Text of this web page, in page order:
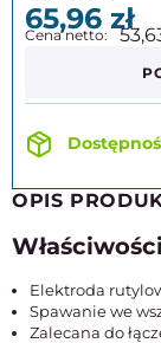
65,96
OPIS
Elektroda
Spawanie we
Zalecana do